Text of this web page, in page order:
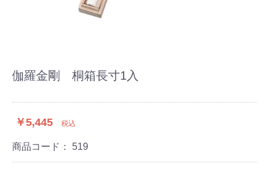
伽羅金剛 桐箱長寸1入
￥5,445 税込
商品コード： 519